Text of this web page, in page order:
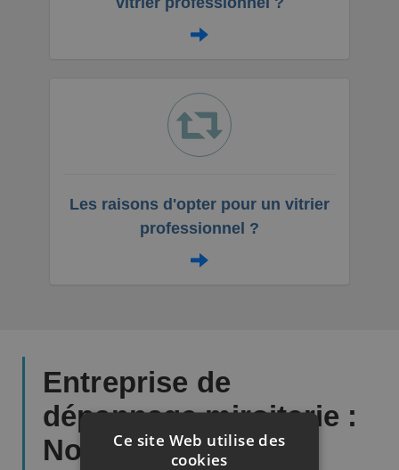
Les raisons d'opter pour un vitrier
professionnel ?
Entreprise de
dépannage miroiterie :
Nos services
Ce site Web utilise des
cookies